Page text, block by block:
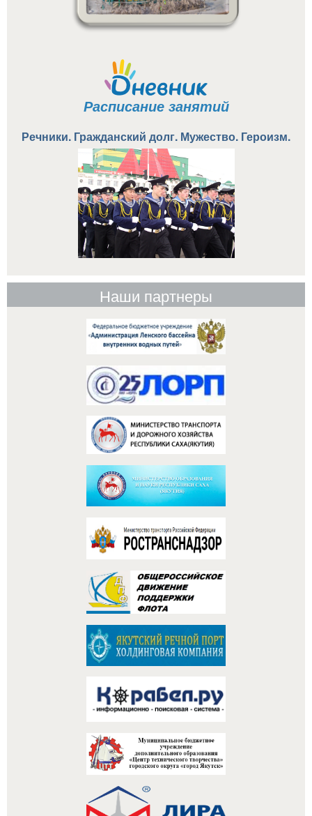
Расписание занятий
Речники. Гражданский долг. Мужество. Героизм.
Наши партнеры